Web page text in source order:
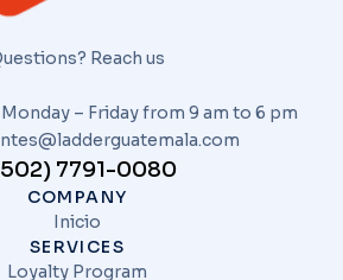
Reach us
Monday – Friday from 9 am to 6 pm
7791-0080
COMPANY
Inicio
SERVICES
Loyalty Program